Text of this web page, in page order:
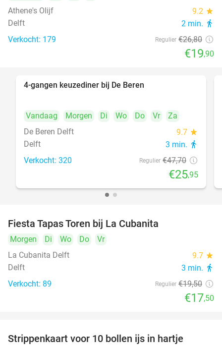
Athene's Olijf
9.2 star
Delft 2 min. directions_walk
Verkocht: 179 Regulier €26,80
€19,90
4-gangen keuzediner bij De Beren
Vandaag Morgen Di Wo Do Vr
Za
De Beren Delft
9.7 star
Delft 3 min. directions_walk
Verkocht: 320 Regulier €47,70
€25,95
Fiesta Tapas Toren bij La Cubanita
Morgen Di Wo Do
Vr
La Cubanita Delft
9.7 star
Delft 3 min. directions_walk
Verkocht: 89 Regulier €19,50
€17,50
Strippenkaart voor 10 bollen ijs in hartje